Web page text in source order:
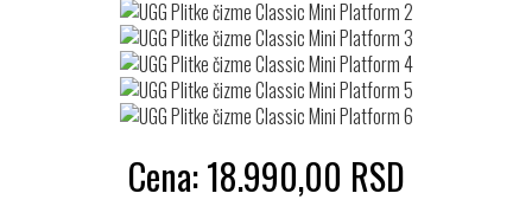
Cena:18.990,00 RSD